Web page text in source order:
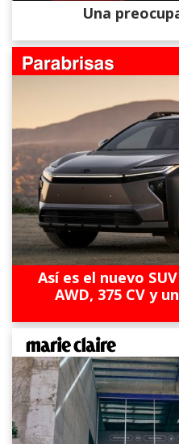
Una
Así es el nuevo
AWD, 375 CV y